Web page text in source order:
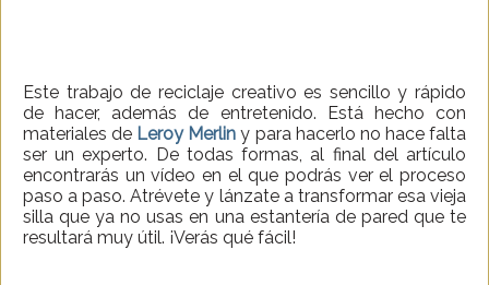
Este trabajo de reciclaje creativo es sencillo y rápido
de hacer, además de entretenido. Está hecho con
materiales de Leroy Merlin y para hacerlo no hace falta
ser un experto. De todas formas, al final del artículo
encontrarás un vídeo en el que podrás ver el proceso
paso a paso. Atrévete y lánzate a transformar esa vieja
silla que ya no usas en una estantería de pared que te
resultará muy útil. ¡Verás qué fácil!